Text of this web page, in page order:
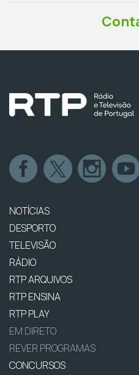
NOTÍCIAS
DESPORTO
TELEVISÃO
RÁDIO
RTP ARQUIVOS
RTP ENSINA
RTP PLAY
EM DIRETO
REVER PROGRAMAS
CONCURSOS